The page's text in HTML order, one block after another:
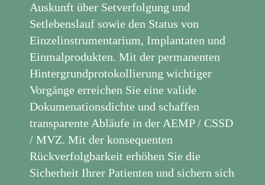
Auskunft über Setverfolgung und
Setlebenslauf sowie den Status von
Einzelinstrumentarium, Implantaten und
Einmalprodukten. Mit der permanenten
Hintergrundprotokollierung wichtiger
Vorgänge erreichen Sie eine valide
Dokumenationsdichte und schaffen
transparente Abläufe in der AEMP / CSSD
/ MVZ. Mit der konsequenten
Rückverfolgbarkeit erhöhen Sie die
Sicherheit Ihrer Patienten und sichern sich